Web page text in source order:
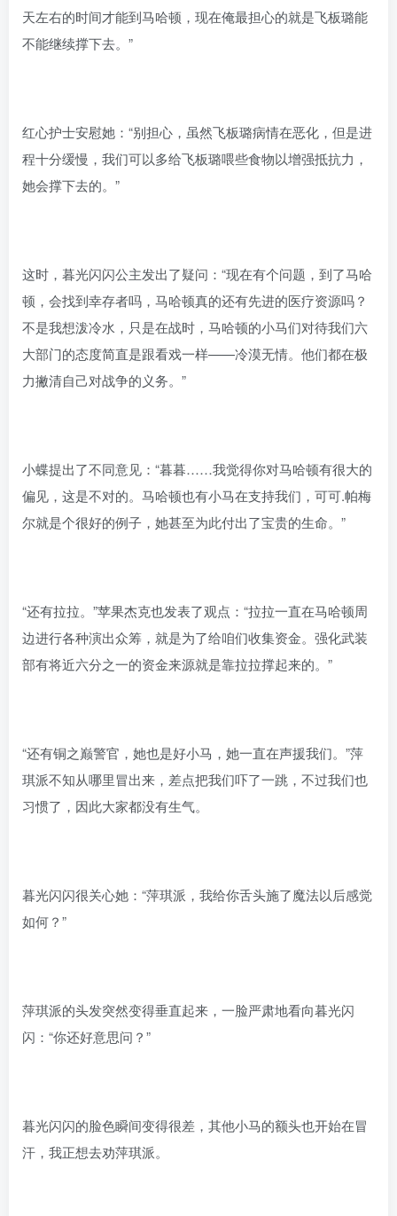
天左右的时间才能到马哈顿，现在俺最担心的就是飞板璐能
不能继续撑下去。”
红心护士安慰她：“别担心，虽然飞板璐病情在恶化，但是进
程十分缓慢，我们可以多给飞板璐喂些食物以增强抵抗力，
她会撑下去的。”
这时，暮光闪闪公主发出了疑问：“现在有个问题，到了马哈
顿，会找到幸存者吗，马哈顿真的还有先进的医疗资源吗？
不是我想泼冷水，只是在战时，马哈顿的小马们对待我们六
大部门的态度简直是跟看戏一样——冷漠无情。他们都在极
力撇清自己对战争的义务。”
小蝶提出了不同意见：“暮暮……我觉得你对马哈顿有很大的
偏见，这是不对的。马哈顿也有小马在支持我们，可可.帕梅
尔就是个很好的例子，她甚至为此付出了宝贵的生命。”
“还有拉拉。”苹果杰克也发表了观点：“拉拉一直在马哈顿周
边进行各种演出众筹，就是为了给咱们收集资金。强化武装
部有将近六分之一的资金来源就是靠拉拉撑起来的。”
“还有铜之巅警官，她也是好小马，她一直在声援我们。”萍
琪派不知从哪里冒出来，差点把我们吓了一跳，不过我们也
习惯了，因此大家都没有生气。
暮光闪闪很关心她：“萍琪派，我给你舌头施了魔法以后感觉
如何？”
萍琪派的头发突然变得垂直起来，一脸严肃地看向暮光闪
闪：“你还好意思问？”
暮光闪闪的脸色瞬间变得很差，其他小马的额头也开始在冒
汗，我正想去劝萍琪派。